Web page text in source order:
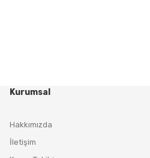
Kurumsal
Hakkımızda
İletişim